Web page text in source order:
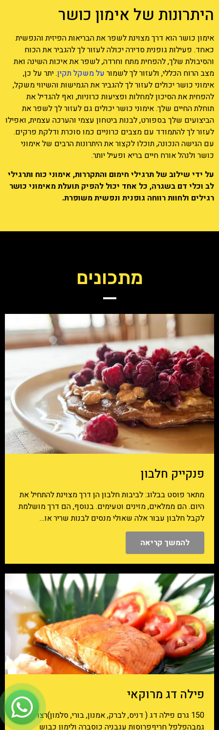
היתרונות של אימון כושר
אימון כושר הוא דרך מצוינת לשפר את הבריאות הפיזית והנפשית
כאחד. פעילות גופנית סדירה יכולה לעזור לך להגביר את הכוח
והסיבולת שלך, להפחית מתח וחרדה, לשפר את איכות השינה ואת
מצב הרוח הכללי, ולעזור לך לשמור על משקל תקין. יתר על כן,
אימוני כושר יכולים לעזור לך להגביר את הגמישות והשיווי משקל,
להפחית את הסיכון למחלות ופציעות כרוניות, ואף להגדיל את
תוחלת החיים שלך. אימוני כושר יכולים גם לעזור לך לשפר את
הביצועים שלך בספורט, לבנות ביטחון עצמי והערכה עצמית, ואפילו
לעזור לך להתמודד עם מצבים כרוניים כמו סוכרת ודלקת פרקים.
עם הגישה הנכונה, תוכלו לקצור את היתרונות הרבים של אימוני
כושר ולנהל אורח חיים בריא ופעיל יותר.
על ידי שילוב של תרגילי חימום והתקררות, אימוני כוח ותרגילי
לב וכלי דם בשגרה, כל אחד יכול להפיק תועלת מאימוני כושר
רגילים ולחוות רווחה גופנית ונפשית משופרת.
מתכונים
פנקייק חלבון
מתאר פוסט בבלוג: לביבות חלבון הן דרך מצוינת להתחיל את
היום. הם ממלאים, מזינים וטעימים. בנוסף, הם דרך מושלמת
לקבל חלבון עבור אלה שאולי מנסים לבנות שריר או…
להמשך קריאה
פילה דג מרוקאי
150 גרם פילה דג ( דניס, לברק, אמנון, בורי, סלמון)רצועות
גמבהפלפל חריףפרוסות עגבניה כוסברה ולימון כבוש